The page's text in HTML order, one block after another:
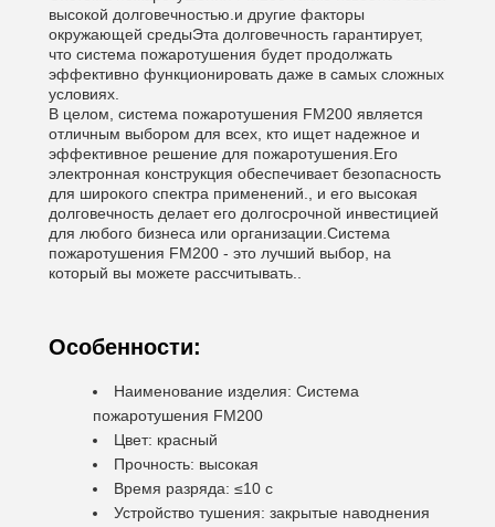
высокой долговечностью.и другие факторы
окружающей средыЭта долговечность гарантирует,
что система пожаротушения будет продолжать
эффективно функционировать даже в самых сложных
условиях.
В целом, система пожаротушения FM200 является
отличным выбором для всех, кто ищет надежное и
эффективное решение для пожаротушения.Его
электронная конструкция обеспечивает безопасность
для широкого спектра применений., и его высокая
долговечность делает его долгосрочной инвестицией
для любого бизнеса или организации.Система
пожаротушения FM200 - это лучший выбор, на
который вы можете рассчитывать..
Особенности:
Наименование изделия: Система
пожаротушения FM200
Цвет: красный
Прочность: высокая
Время разряда: ≤10 с
Устройство тушения: закрытые наводнения